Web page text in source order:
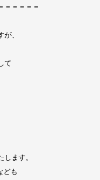
＝＝＝＝＝
、
て
ます。
ども